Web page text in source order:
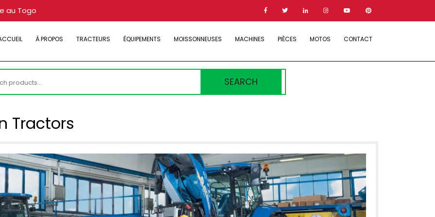
au Togo
À PROPOS TRACTEURS ÉQUIPEMENTS MOISSONNEUSES MACHINES PIÈCES MOTOS CONTACT
SEARCH
Tractors